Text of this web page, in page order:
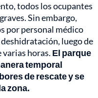
todos los ocupantes
Sin embargo,
por personal médico
luego de
horas. El parque
temporal
de rescate y se
zona.